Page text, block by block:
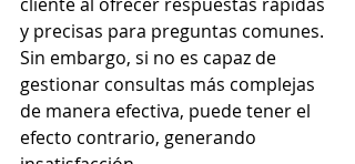
y precisas para preguntas comunes.
Sin embargo, si no es capaz de
gestionar consultas más complejas
de manera efectiva, puede tener el
efecto contrario, generando